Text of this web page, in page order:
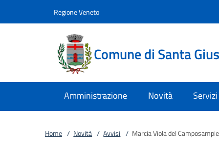
Regione Veneto
Comune di Santa
Amministrazione Novità Servizi
Home / Novità / Avvisi / Marcia Viola del